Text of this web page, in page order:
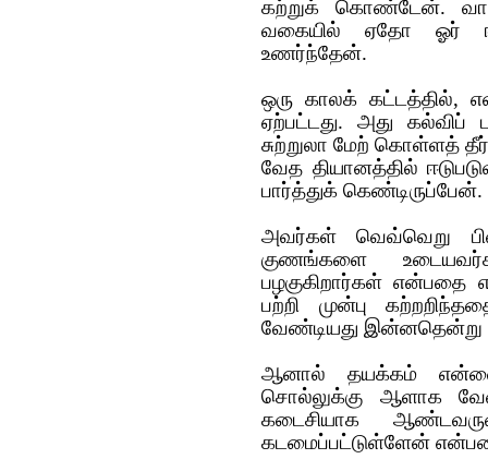
கற்றுக் கொண்டேன்.
வகையில் ஏதோ ஓர்
உணர்ந்தேன்.
ஒரு காலக் கட்டத்தில்,
ஏற்பட்டது. அது கல்விப்
சுற்றுலா மேற் கொள்ளத்
வேத தியானத்தில்
பார்த்துக் கெண்டிருப்பேன்.
அவர்கள் வெவ்வெறு
குணங்களை
பழகுகிறார்கள் என்பதை
பற்றி முன்பு
வேண்டியது
ஆனால் தயக்கம்
சொல்லுக்கு ஆளாக
கடைசியாக‌
கடமைப்பட்டுள்ளேன்